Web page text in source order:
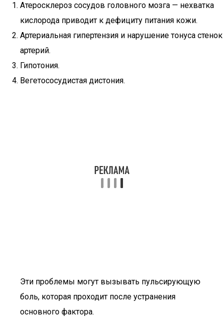
Атеросклероз сосудов головного мозга — нехватка
кислорода приводит к дефициту питания кожи.
Артериальная гипертензия и нарушение тонуса стенок
артерий.
Гипотония.
Вегетососудистая дистония.
Эти проблемы могут вызывать пульсирующую
боль, которая проходит после устранения
основного фактора.